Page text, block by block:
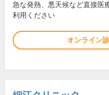
急な発熱、悪天候など直接医
利用ください
オンライン